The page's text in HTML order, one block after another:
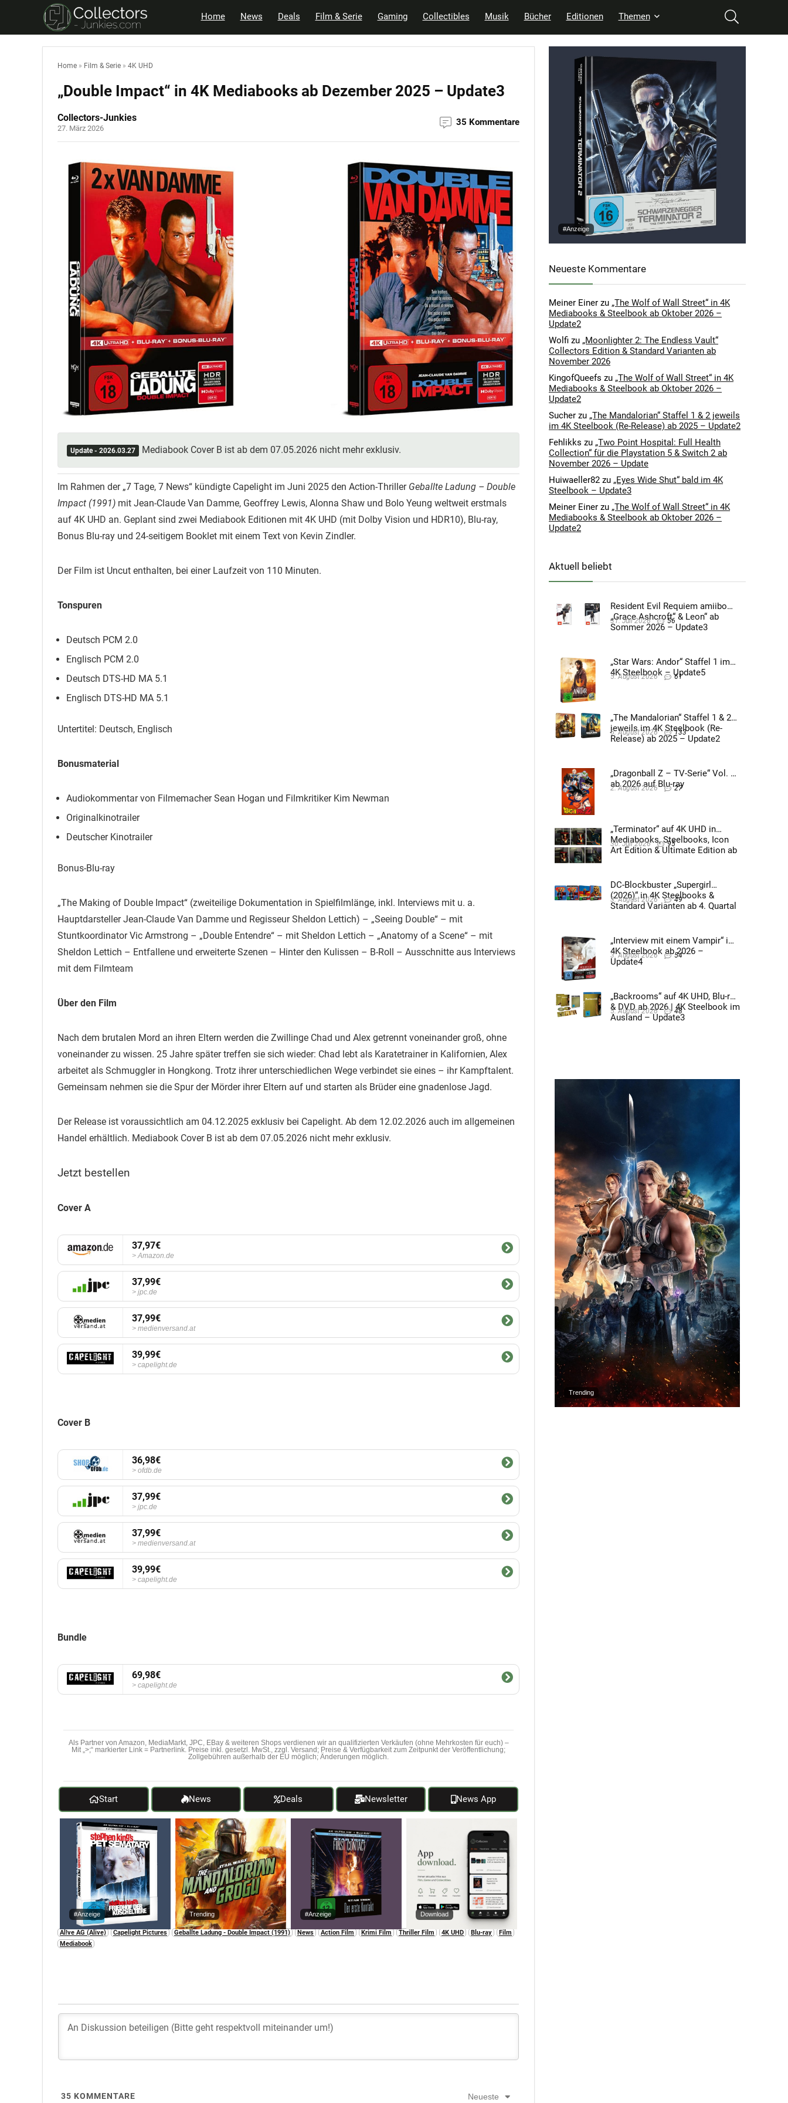
Home News Deals Film & Serie Gaming Collectibles Musik Bücher Editionen Themen
Home » Film & Serie » 4K UHD
„Double Impact“ in 4K Mediabooks ab Dezember 2025 – Update3
Collectors-Junkies
27. März 2026
35 Kommentare
Update - 2026.03.27 Mediabook Cover B ist ab dem 07.05.2026 nicht mehr exklusiv.
Im Rahmen der „7 Tage, 7 News“ kündigte Capelight im Juni 2025 den Action-Thriller Geballte Ladung – Double
Impact (1991) mit Jean-Claude Van Damme, Geoffrey Lewis, Alonna Shaw und Bolo Yeung weltweit erstmals
auf 4K UHD an. Geplant sind zwei Mediabook Editionen mit 4K UHD (mit Dolby Vision und HDR10), Blu-ray,
Bonus Blu-ray und 24-seitigem Booklet mit einem Text von Kevin Zindler.
Der Film ist Uncut enthalten, bei einer Laufzeit von 110 Minuten.
Tonspuren
Deutsch PCM 2.0
Englisch PCM 2.0
Deutsch DTS-HD MA 5.1
Englisch DTS-HD MA 5.1
Untertitel: Deutsch, Englisch
Bonusmaterial
Audiokommentar von Filmemacher Sean Hogan und Filmkritiker Kim Newman
Originalkinotrailer
Deutscher Kinotrailer
Bonus-Blu-ray
„The Making of Double Impact“ (zweiteilige Dokumentation in Spielfilmlänge, inkl. Interviews mit u. a.
Hauptdarsteller Jean-Claude Van Damme und Regisseur Sheldon Lettich) – „Seeing Double“ – mit
Stuntkoordinator Vic Armstrong – „Double Entendre“ – mit Sheldon Lettich – „Anatomy of a Scene“ – mit
Sheldon Lettich – Entfallene und erweiterte Szenen – Hinter den Kulissen – B-Roll – Ausschnitte aus Interviews
mit dem Filmteam
Über den Film
Nach dem brutalen Mord an ihren Eltern werden die Zwillinge Chad und Alex getrennt voneinander groß, ohne
voneinander zu wissen. 25 Jahre später treffen sie sich wieder: Chad lebt als Karatetrainer in Kalifornien, Alex
arbeitet als Schmuggler in Hongkong. Trotz ihrer unterschiedlichen Wege verbindet sie eines – ihr Kampftalent.
Gemeinsam nehmen sie die Spur der Mörder ihrer Eltern auf und starten als Brüder eine gnadenlose Jagd.
Der Release ist voraussichtlich am 04.12.2025 exklusiv bei Capelight. Ab dem 12.02.2026 auch im allgemeinen
Handel erhältlich. Mediabook Cover B ist ab dem 07.05.2026 nicht mehr exklusiv.
Jetzt bestellen
Cover A
37,97€
Amazon.de
37,99€
jpc.de
37,99€
medienversand.at
39,99€
capelight.de
Cover B
36,98€
ofdb.de
37,99€
jpc.de
37,99€
medienversand.at
39,99€
capelight.de
Bundle
69,98€
capelight.de
Als Partner von Amazon, MediaMarkt, JPC, EBay & weiteren Shops verdienen wir an qualifizierten Verkäufen (ohne Mehrkosten für euch) –
Mit „>;“ markierter Link = Partnerlink. Preise inkl. gesetzl. MwSt., zzgl. Versand; Preise & Verfügbarkeit zum Zeitpunkt der Veröffentlichung;
Zollgebühren außerhalb der EU möglich; Änderungen möglich.
Start News Deals Newsletter News App
#Anzeige Trending #Anzeige Download
Al!ve AG (Alive) Capelight Pictures Geballte Ladung - Double Impact (1991) News Action Film Krimi Film Thriller Film 4K UHD Blu-ray
Film
Mediabook
35 KOMMENTARE Neueste
#Anzeige
Neueste Kommentare
Meiner Einer zu „The Wolf of Wall Street“ in 4K
Mediabooks & Steelbook ab Oktober 2026 –
Update2
Wolfi zu „Moonlighter 2: The Endless Vault“
Collectors Edition & Standard Varianten ab
November 2026
KingofQueefs zu „The Wolf of Wall Street“ in 4K
Mediabooks & Steelbook ab Oktober 2026 –
Update2
Sucher zu „The Mandalorian“ Staffel 1 & 2 jeweils
im 4K Steelbook (Re-Release) ab 2025 – Update2
Fehlikks zu „Two Point Hospital: Full Health
Collection“ für die Playstation 5 & Switch 2 ab
November 2026 – Update
Huiwaeller82 zu „Eyes Wide Shut“ bald im 4K
Steelbook – Update3
Meiner Einer zu „The Wolf of Wall Street“ in 4K
Mediabooks & Steelbook ab Oktober 2026 –
Update2
Aktuell beliebt
Resident Evil Requiem amiibo
„Grace Ashcroft“ & Leon“ ab
Sommer 2026 – Update3
31. Juli 2026 56
„Star Wars: Andor“ Staffel 1 im
4K Steelbook – Update5
5. August 2026 61
„The Mandalorian“ Staffel 1 & 2
jeweils im 4K Steelbook (Re-
Release) ab 2025 – Update2
5. August 2026 133
„Dragonball Z – TV-Serie“ Vol. 4
ab 2026 auf Blu-ray
2. August 2026 27
„Terminator“ auf 4K UHD in
Mediabooks, Steelbooks, Icon
Art Edition & Ultimate Edition ab
30. Juli 2026 95
DC-Blockbuster „Supergirl
(2026)“ in 4K Steelbooks &
Standard Varianten ab 4. Quartal
3. August 2026 49
„Interview mit einem Vampir“ im
4K Steelbook ab 2026 –
Update4
3. August 2026 54
„Backrooms“ auf 4K UHD, Blu-ray
& DVD ab 2026 | 4K Steelbook im
Ausland – Update3
5. August 2026 48
Trending